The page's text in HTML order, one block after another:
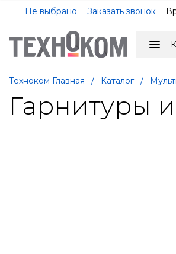
Не выбрано Заказать звонок
Техноком Главная / Каталог /
Гарнитуры